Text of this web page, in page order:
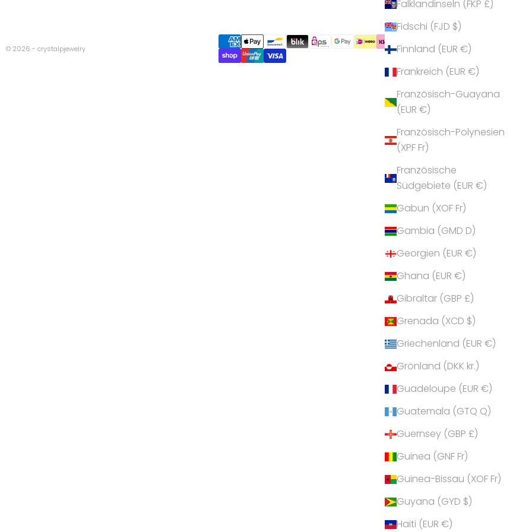
Falklandinseln (FKP £)
Fidschi (FJD $)
Finnland (EUR €)
Frankreich (EUR €)
Französisch-Guayana
(EUR €)
Französisch-Polynesien
(XPF Fr)
Französische
Südgebiete (EUR €)
Gabun (XOF Fr)
Gambia (GMD D)
Georgien (EUR €)
Ghana (EUR €)
Gibraltar (GBP £)
Grenada (XCD $)
Griechenland (EUR €)
Grönland (DKK kr.)
Guadeloupe (EUR €)
Guatemala (GTQ Q)
Guernsey (GBP £)
Guinea (GNF Fr)
Guinea-Bissau (XOF Fr)
Guyana (GYD $)
Haiti (EUR €)
© 2026 - crystalpjewelry